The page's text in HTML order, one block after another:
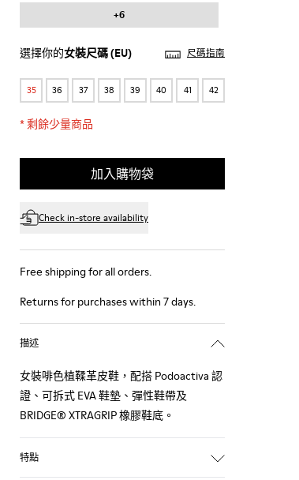
+6
選擇你的女裝尺碼(EU) 尺碼指南
35 36 37 38 39 40 41 42
*剩餘少量商品
加入購物袋
Check in-store availability
Free shipping for all orders.
Returns for purchases within 7 days.
描述
女裝啡色植鞣革皮鞋，配搭 Podoactiva 認
證、可拆式 EVA 鞋墊、彈性鞋帶及
BRIDGE® XTRAGRIP 橡膠鞋底。
特點